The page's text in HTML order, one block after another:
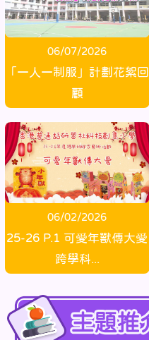
06/07/2026
「一人一制服」計劃花絮回
顧
06/02/2026
25-26 P.1 可愛年獸傳大愛
跨學科...